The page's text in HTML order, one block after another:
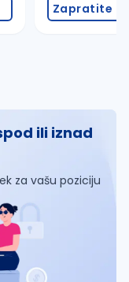
Zapratite
ili iznad
za vašu poziciju